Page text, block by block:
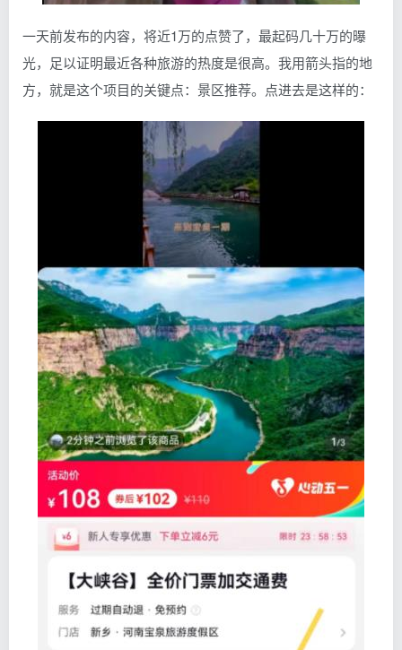
一天前发布的内容，将近1万的点赞了，最起码几十万的曝
光，足以证明最近各种旅游的热度是很高。我用箭头指的地
方，就是这个项目的关键点：景区推荐。点进去是这样的：